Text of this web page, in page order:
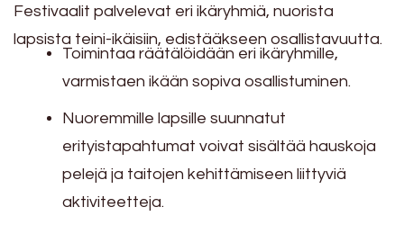
Festivaalit palvelevat eri ikäryhmiä, nuorista
lapsista teini-ikäisiin, edistääkseen osallistavuutta.
Toimintaa räätälöidään eri ikäryhmille,
varmistaen ikään sopiva osallistuminen.
Nuoremmille lapsille suunnatut
erityistapahtumat voivat sisältää hauskoja
pelejä ja taitojen kehittämiseen liittyviä
aktiviteetteja.